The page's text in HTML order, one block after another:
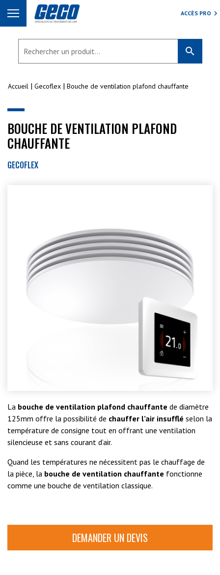
ACCÈS PRO
search
Accueil Gecoflex Bouche de ventilation plafond chauffante
BOUCHE DE VENTILATION PLAFOND
CHAUFFANTE
GECOFLEX
La bouche de ventilation plafond chauffante de diamètre
125mm offre la possibilité de chauffer l’air insufflé selon la
température de consigne tout en offrant une ventilation
silencieuse et sans courant d’air.
Quand les températures ne nécessitent pas le chauffage de
la pièce, la bouche de ventilation chauffante fonctionne
comme une bouche de ventilation classique.
DEMANDER UN DEVIS